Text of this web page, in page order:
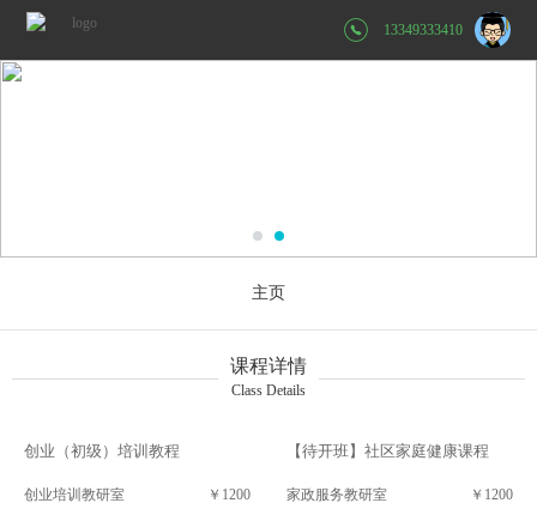
13349333410
主页
课程详情
Class Details
创业（初级）培训教程
创业培训教研室 ￥1200
【待开班】社区家庭健康课程
家政服务教研室 ￥1200